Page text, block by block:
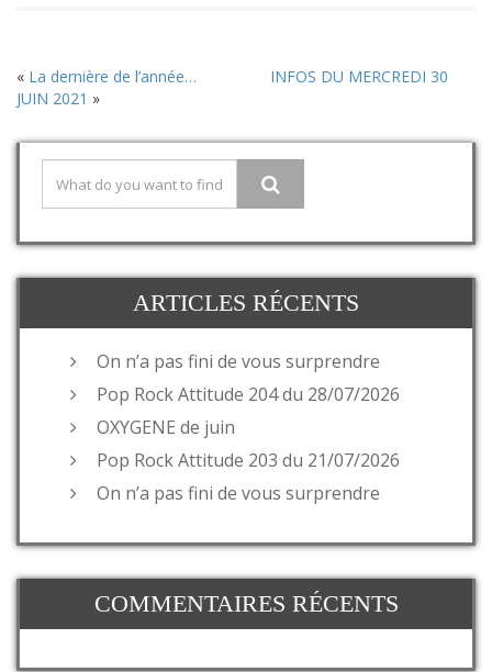
« La dernière de l’année…
INFOS DU MERCREDI 30
JUIN 2021 »
ARTICLES RÉCENTS
On n’a pas fini de vous surprendre
Pop Rock Attitude 204 du 28/07/2026
OXYGENE de juin
Pop Rock Attitude 203 du 21/07/2026
On n’a pas fini de vous surprendre
COMMENTAIRES RÉCENTS